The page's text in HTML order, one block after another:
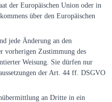
der Europäischen Union oder in
über den Europäischen
jede Änderung an den
vorherigen Zustimmung des
Weisung. Sie dürfen nur
der Art. 44 ff. DSGVO
an Dritte in ein